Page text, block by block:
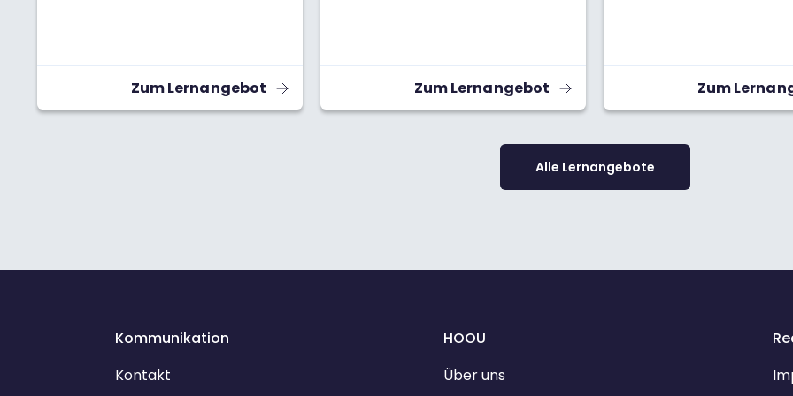
Zum Lernangebot Zum Lernangebot
ein Wiki mit Erläuterungen
Ergänzungen der
vorkommen.
Zum
Alle Lernangebote
Kommunikation
Kontakt
HOOU
Über uns